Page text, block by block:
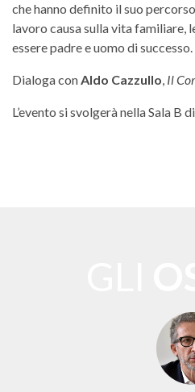
che hanno definito il suo
lavoro causa sulla vita familiare,
essere padre e uomo di successo.
Dialoga conAldo Cazzullo, Il
L’evento si svolgerà nella Sala B